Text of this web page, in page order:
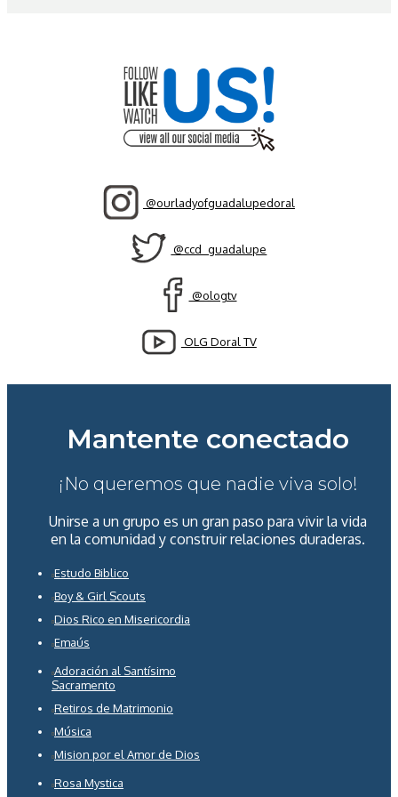
@ourladyofguadalupedoral
@ccd_guadalupe
@ologtv
OLG Doral TV
Mantente conectado
¡No queremos que nadie viva solo!
Unirse a un grupo es un gran paso para vivir la vida
en la comunidad y construir relaciones duraderas.
Estudo Biblico
Boy & Girl Scouts
Dios Rico en Misericordia
Emaús
Adoración al Santísimo
Sacramento
Retiros de Matrimonio
Música
Mision por el Amor de Dios
Rosa Mystica